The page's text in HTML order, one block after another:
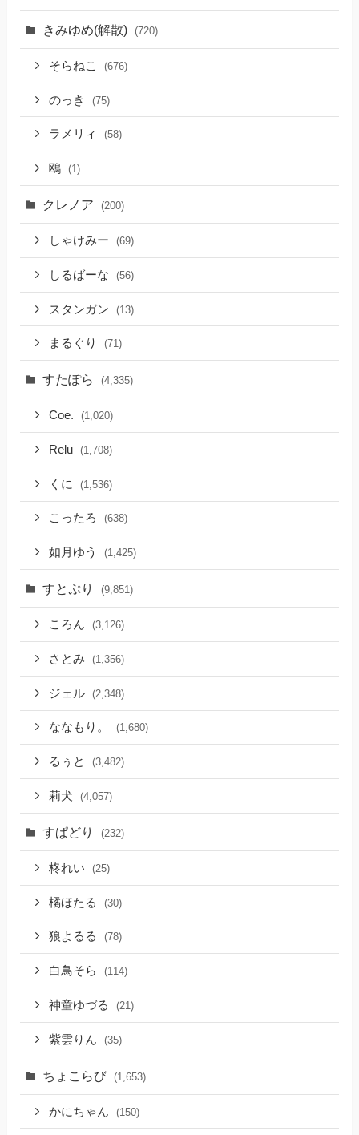
きみゆめ(解散) (720)
そらねこ (676)
のっき (75)
ラメリィ (58)
鴎 (1)
クレノア (200)
しゃけみー (69)
しるばーな (56)
スタンガン (13)
まるぐり (71)
すたぽら (4,335)
Coe. (1,020)
Relu (1,708)
くに (1,536)
こったろ (638)
如月ゆう (1,425)
すとぷり (9,851)
ころん (3,126)
さとみ (1,356)
ジェル (2,348)
ななもり。 (1,680)
るぅと (3,482)
莉犬 (4,057)
すぱどり (232)
柊れい (25)
橘ほたる (30)
狼よるる (78)
白鳥そら (114)
神童ゆづる (21)
紫雲りん (35)
ちょこらび (1,653)
かにちゃん (150)